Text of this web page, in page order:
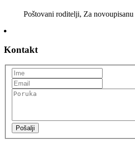
Poštovani roditelji, Za novoupisanu
Kontakt